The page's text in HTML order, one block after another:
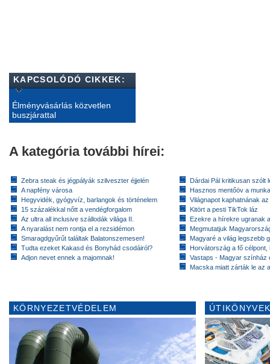
KAPCSOLÓDÓ CIKKEK:
Élményvásárlás közvetlen
buszjárattal
A kategória további hírei:
Zebra steak és jégpályák szilveszter éjjelén
A napfény városa
Hegyvidék, gyógyvíz, barlangok és történelem
15 százalékkal nőtt a vendégforgalom
Az ultra all inclusive szállodák világa II.
A nyaralást nem rontja el a rezsidémon
Smaragdgyűrűt találtak Balatonszemesen!
Tudta ezeket Kakasd és Bonyhád csodáiról?
Adjon nevet ennek a majomnak!
Dárdai Pál kritikusan szólt
Hasznos mentőöv a
Világnapot kaphatnának
Kitört a pesti TikTok láz
Ezekre a hírekre ugranak
Megmutatjuk
Magyaré a világ legszebb
Horvátország a fő célpont,
Vastaps - Magyar színház
Macska miatt zárták le az
KÖRNYEZETVÉDELEM